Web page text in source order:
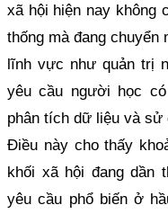
xã hội hiện nay không
thống mà đang chuyển
lĩnh vực như quản trị
yêu cầu người học
phân tích dữ liệu và sử
Điều này cho thấy
khối xã hội đang dần
yêu cầu phổ biến ở